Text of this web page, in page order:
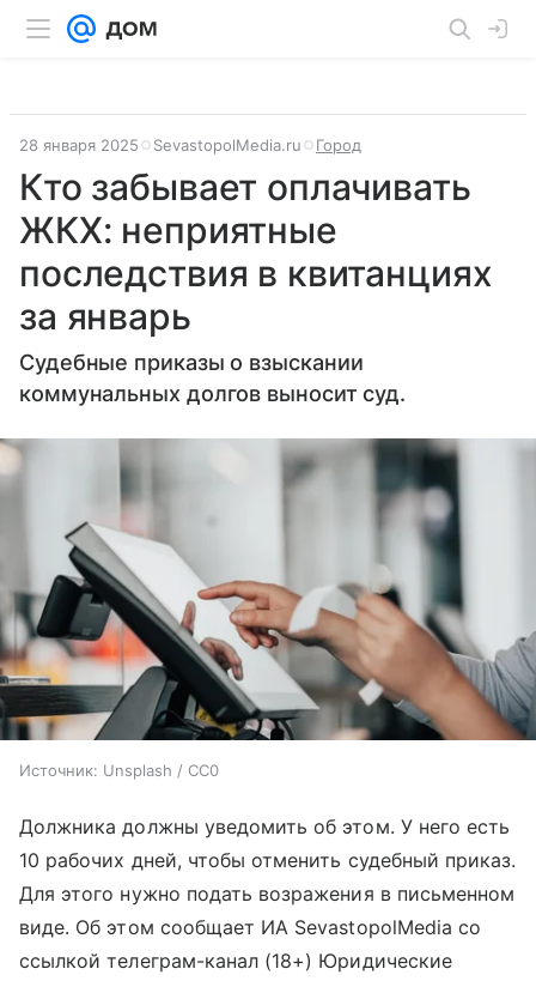
28 января 2025 SevastopolMedia.ru Город
Кто забывает оплачивать
ЖКХ: неприятные
последствия в квитанциях
за январь
Судебные приказы о взыскании
коммунальных долгов выносит суд.
Источник: Unsplash / CC0
Должника должны уведомить об этом. У него есть
10 рабочих дней, чтобы отменить судебный приказ.
Для этого нужно подать возражения в письменном
виде. Об этом сообщает ИА SevastopolMedia со
ссылкой телеграм-канал (18+) Юридические